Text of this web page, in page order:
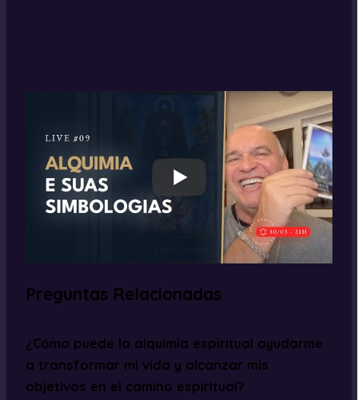
Preguntas Relacionadas
¿Cómo puede la alquimia espiritual ayudarme
a transformar mi vida y alcanzar mis
objetivos en el camino espiritual?